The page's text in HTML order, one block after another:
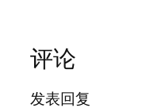
评论
发表回复